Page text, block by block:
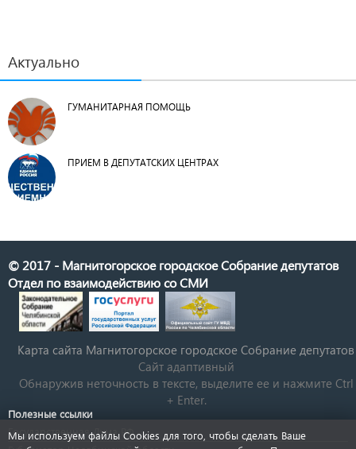
Актуально
ГУМАНИТАРНАЯ ПОМОЩЬ
ПРИЕМ В ДЕПУТАТСКИХ ЦЕНТРАХ
© 2017 - Магнитогорское городское Собрание депутатов
Отдел по взаимодействию со СМИ
Карта сайта Магнитогорское городское Cобрание депутатов
Сайт адаптивный
Обнаружив неточность в тексте, выделите ее и нажмите Ctrl
+ Enter.
Полезные ссылки
Государственная Дума РФ
Мы используем файлы Cookies для того, чтобы сделать Ваше